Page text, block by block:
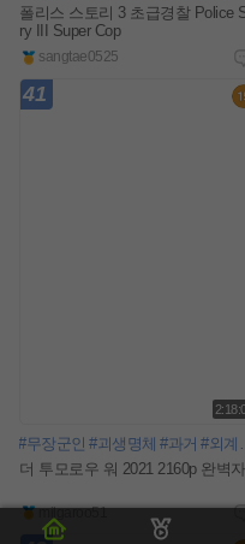
폴리스 스토리 3 초급경찰 Police
ry III Super Cop
sangtae0525
41
#무장군인 #괴생명체 #과거 #외계괴물
더 투모로우 워 2021 2160p 완벽
milgaroo51